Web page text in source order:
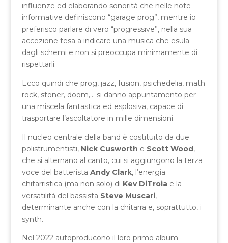
influenze ed elaborando sonorità che nelle note
informative definiscono “garage prog”, mentre io
preferisco parlare di vero “progressive”, nella sua
accezione tesa a indicare una musica che esula
dagli schemi e non si preoccupa minimamente di
rispettarli.
Ecco quindi che prog, jazz, fusion, psichedelia, math
rock, stoner, doom,… si danno appuntamento per
una miscela fantastica ed esplosiva, capace di
trasportare l’ascoltatore in mille dimensioni.
Il nucleo centrale della band è costituito da due
polistrumentisti, Nick Cusworth e Scott Wood,
che si alternano al canto, cui si aggiungono la terza
voce del batterista Andy Clark, l’energia
chitarristica (ma non solo) di Kev DiTroiae la
versatilità del bassista Steve Muscari,
determinante anche con la chitarra e, soprattutto, i
synth.
Nel 2022 autoproducono il loro primo album